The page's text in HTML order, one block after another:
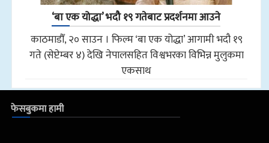
‘बा एक योद्धा’ भदौ १९ गतेबाट प्रदर्शनमा आउने
काठमाडौँ, २० साउन । फिल्म ‘बा एक योद्धा’ आगामी भदौ १९
गते (सेप्टेम्बर ४) देखि नेपालसहित विश्वभरका विभिन्न मुलुकमा
एकसाथ
फेसबुकमा हामी